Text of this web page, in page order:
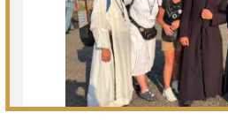
Powiat Siemiatycki Siemiatycze